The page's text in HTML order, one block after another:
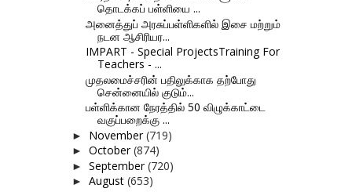
தொடக்கப் பள்ளியை ...
அனைத்துப் அரசுப்பள்ளிகளில் இசை மற்றும்
நடன ஆசிரியர...
IMPART - Special ProjectsTraining For
Teachers - ...
முதலமைச்சரின் பதிலுக்காக தற்போது
சென்னையில் குடும்...
பள்ளிக்கான நேரத்தில் 50 விழுக்காட்டை
வகுப்பறைக்கு ...
► November(719)
► October(874)
► September(720)
► August (653)